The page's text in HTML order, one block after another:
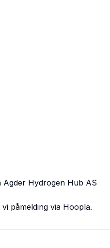
Hydrogen Hub AS
påmelding via Hoopla.